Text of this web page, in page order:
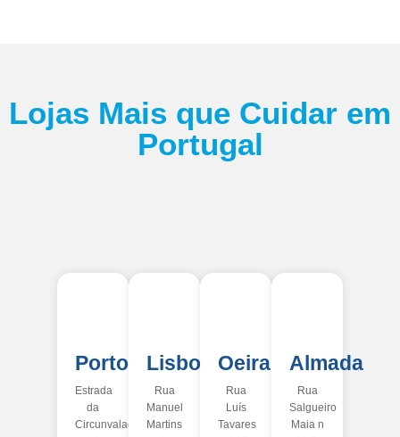
Lojas Mais que Cuidar em
Portugal
Porto
Estrada
da
Circunvalação
Lisboa
Rua
Manuel
Martins
Oeiras
Rua
Luís
Tavares
Almada
Rua
Salgueiro
Maia n